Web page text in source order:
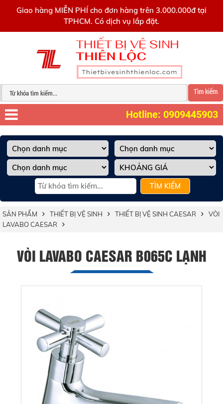
Giao hàng MIỄN PHÍ cho đơn hàng trên 3.000.000đ tại
TPHCM. Có dịch vụ lắp đặt.
Tìm kiếm
Hotline: 0909445903
TÌM KIẾM
SẢN PHẨM THIẾT BỊ VỆ SINH THIẾT BỊ VỆ SINH CAESAR
VÒI
LAVABO CAESAR
VÒI LAVABO CAESAR B065C LẠNH
0909445903